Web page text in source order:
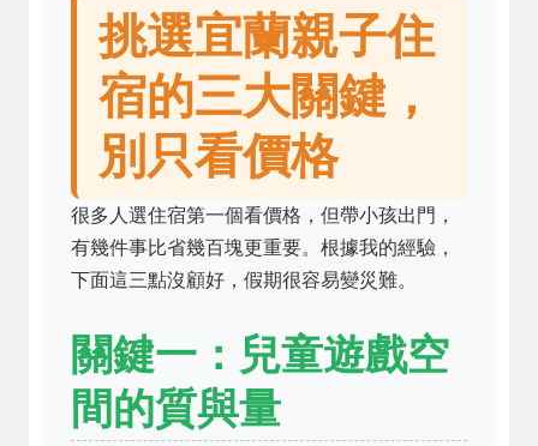
挑選宜蘭親子住
宿的三大關鍵，
別只看價格
很多人選住宿第一個看價格，但帶小孩出門，
有幾件事比省幾百塊更重要。根據我的經驗，
下面這三點沒顧好，假期很容易變災難。
關鍵一：兒童遊戲空
間的質與量